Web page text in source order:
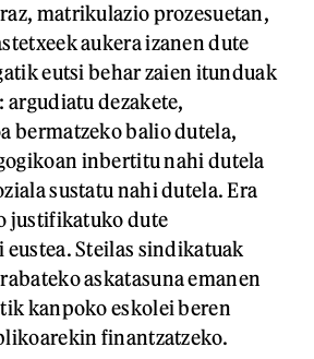
matrikulazio prozesuetan,
aukera izanen dute
eutsi behar zaien itunduak
dezakete,
bermatzeko balio dutela,
inbertitu nahi dutela
sustatu nahi dutela. Era
justifikatuko dute
Steilas sindikatuak
askatasuna emanen
kanpoko eskolei beren
finantzatzeko.